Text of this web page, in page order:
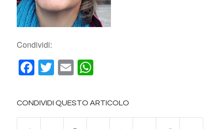
Condividi:
Facebook
Twitter
EmailWhatsApp
CONDIVIDI QUESTO ARTICOLO